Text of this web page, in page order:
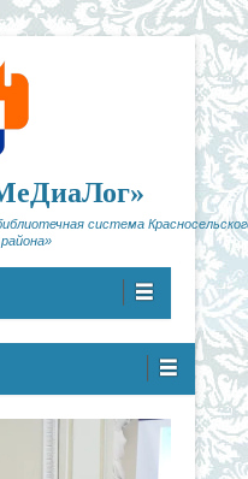
система
района»